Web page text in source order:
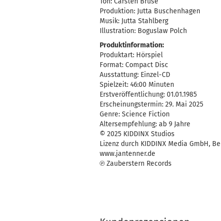
Produktion: Jutta Buschenhagen
Musik: Jutta Stahlberg
Illustration: Boguslaw Polch
Produktinformation:
Produktart: Hörspiel
Format: Compact Disc
Ausstattung: Einzel-CD
Spielzeit: 46:00 Minuten
Erstveröffentlichung: 01.01.1985
Erscheinungstermin: 29. Mai 2025
Genre: Science Fiction
Altersempfehlung: ab 9 Jahre
© 2025 KIDDINX Studios
Lizenz durch KIDDINX Media GmbH,
www.jantenner.de
℗ Zauberstern Records